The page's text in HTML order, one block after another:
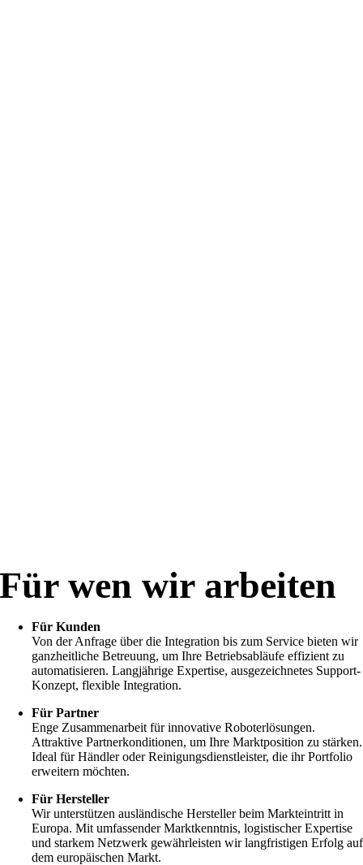
Für wen wir arbeiten
Für Kunden
Von der Anfrage über die Integration bis zum Service bieten wir
ganzheitliche Betreuung, um Ihre Betriebsabläufe effizient zu
automatisieren. Langjährige Expertise, ausgezeichnetes Support-
Konzept, flexible Integration.
Für Partner
Enge Zusammenarbeit für innovative Roboterlösungen.
Attraktive Partnerkonditionen, um Ihre Marktposition zu stärken.
Ideal für Händler oder Reinigungsdienstleister, die ihr Portfolio
erweitern möchten.
Für Hersteller
Wir unterstützen ausländische Hersteller beim Markteintritt in
Europa. Mit umfassender Marktkenntnis, logistischer Expertise
und starkem Netzwerk gewährleisten wir langfristigen Erfolg auf
dem europäischen Markt.